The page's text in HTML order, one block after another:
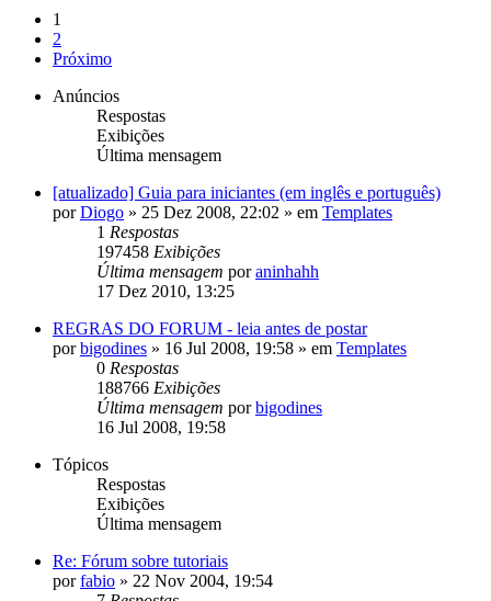
1
2
Próximo
Anúncios
Respostas
Exibições
Última mensagem
[atualizado] Guia para iniciantes (em inglês e português)
porDiogo » 25 Dez 2008, 22:02 » em Templates
1 Respostas
197458 Exibições
Última mensagem poraninhahh
17 Dez 2010, 13:25
REGRAS DO FORUM - leia antes de postar
porbigodines » 16 Jul 2008, 19:58 » em Templates
0 Respostas
188766 Exibições
Última mensagem porbigodines
16 Jul 2008, 19:58
Tópicos
Respostas
Exibições
Última mensagem
Re: Fórum sobre tutoriais
porfabio » 22 Nov 2004, 19:54